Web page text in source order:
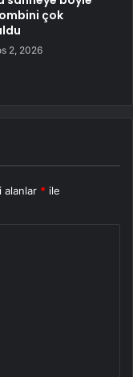
çok
2, 2026
alanlar * ile